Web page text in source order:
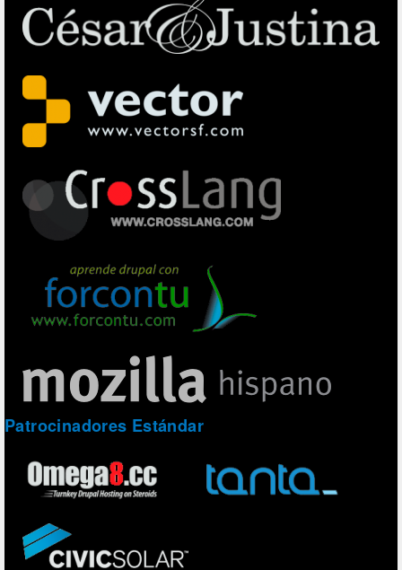
Patrocinadores Estándar